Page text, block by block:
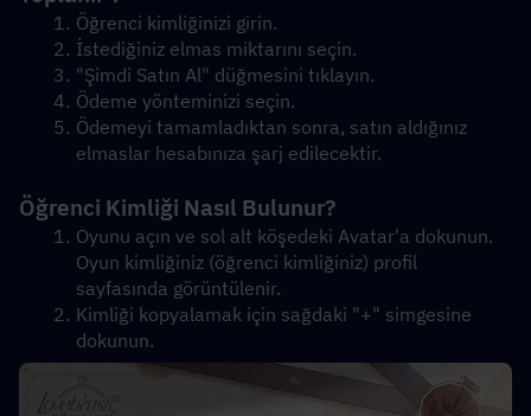
Öğrenci kimliğinizi girin.
İstediğiniz elmas miktarını seçin.
"Şimdi Satın Al" düğmesini tıklayın.
Ödeme yönteminizi seçin.
Ödemeyi tamamladıktan sonra, satın aldığınız
elmaslar hesabınıza şarj edilecektir.
Öğrenci Kimliği Nasıl Bulunur?
Oyunu açın ve sol alt köşedeki Avatar'a dokunun.
Oyun kimliğiniz (öğrenci kimliğiniz) profil
sayfasında görüntülenir.
Kimliği kopyalamak için sağdaki "+" simgesine
dokunun.